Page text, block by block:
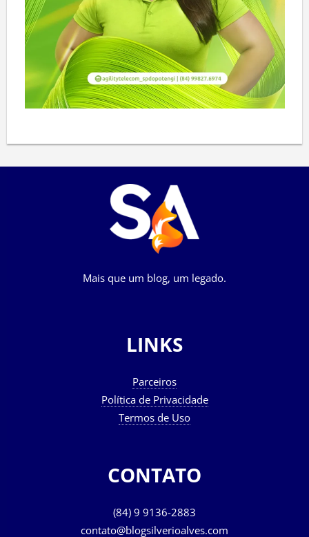
Mais que um blog, um legado.
LINKS
Parceiros
Política de Privacidade
Termos de Uso
CONTATO
(84) 9 9136-2883
contato@blogsilverioalves.com